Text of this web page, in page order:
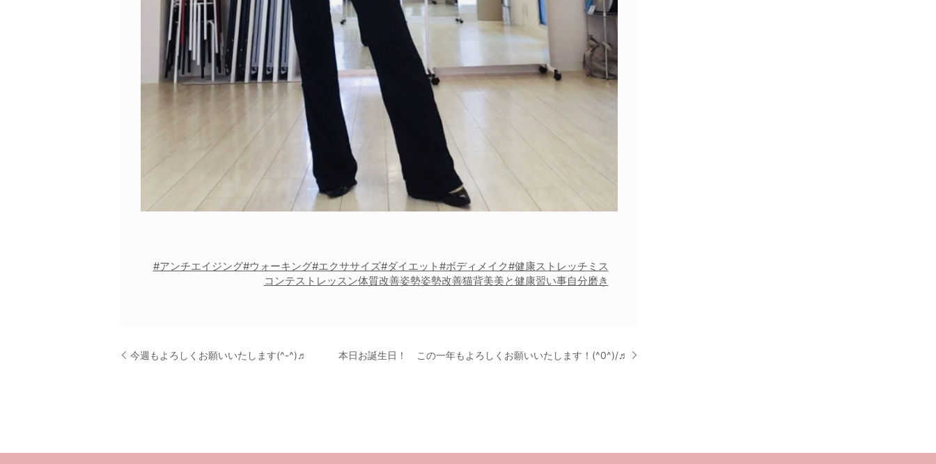
#アンチエイジング#ウォーキング#エクササイズ#ダイエット#ボディメイク#健康ストレッチ ミス
コンテスト レッスン体質改善姿勢姿勢改善猫背美美と健康習い事自分磨き
今週もよろしくお願いいたします(^-^)♬ 本日お誕生日！ この一年もよろしくお願いいたします！(^0^)/♬